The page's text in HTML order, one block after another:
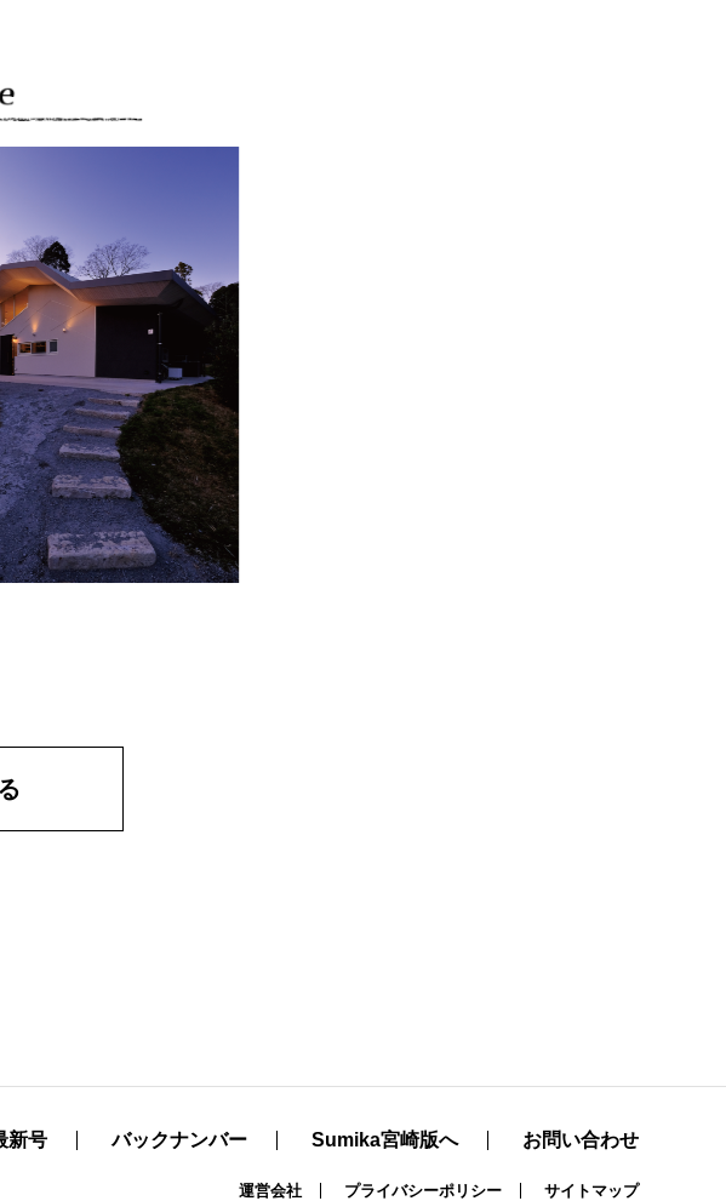
新号 バックナンバー Sumika宮崎版へ お問い合わせ
運営会社 プライバシーポリシー サイトマップ